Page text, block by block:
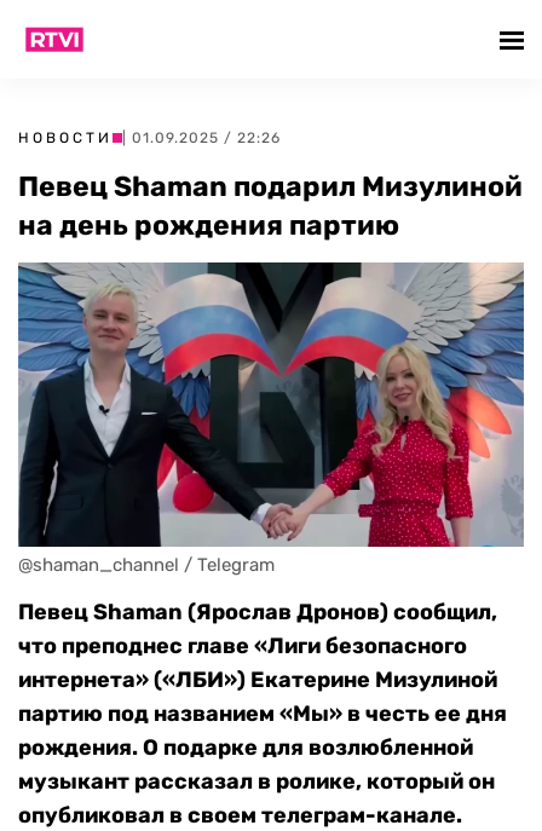
НОВОСТИ | 01.09.2025 / 22:26
Певец Shaman подарил Мизулиной
на день рождения партию
@shaman_channel / Telegram
Певец Shaman (Ярослав Дронов) сообщил,
что преподнес главе «Лиги безопасного
интернета» («ЛБИ») Екатерине Мизулиной
партию под названием «Мы» в честь ее дня
рождения. О подарке для возлюбленной
музыкант рассказал в ролике, который он
опубликовал в своем телеграм-канале.